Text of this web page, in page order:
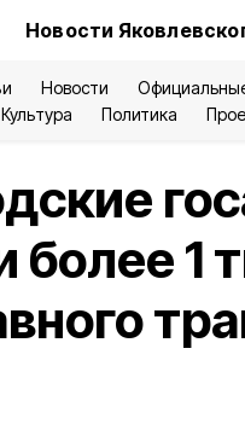
Новости
Новости
Культура Политика
более 1